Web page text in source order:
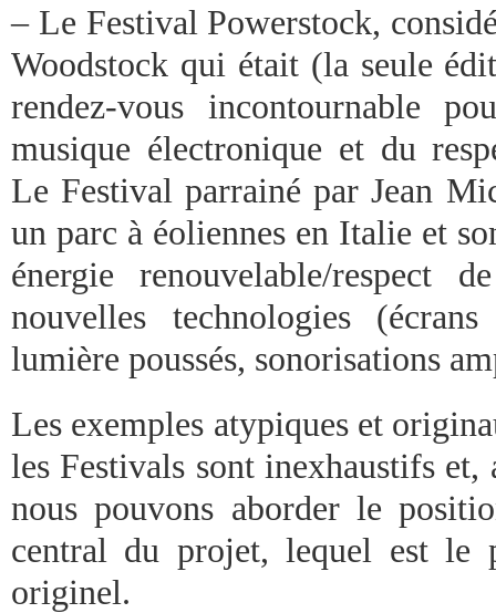
– Le Festival Powerstock,
Woodstock qui était (la seule
rendez-vous incontournable
musique électronique et du
Le Festival parrainé par Jean
un parc à éoliennes en Italie et
énergie renouvelable/respect
nouvelles technologies
lumière poussés, sonorisations
Les exemples atypiques et
les Festivals sont inexhaustifs et,
nous pouvons aborder le
central du projet, lequel est le
originel.